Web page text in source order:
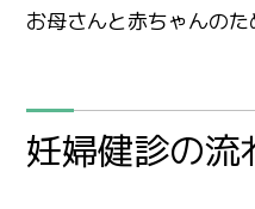
お母さんと赤ちゃんの
妊婦健診の流